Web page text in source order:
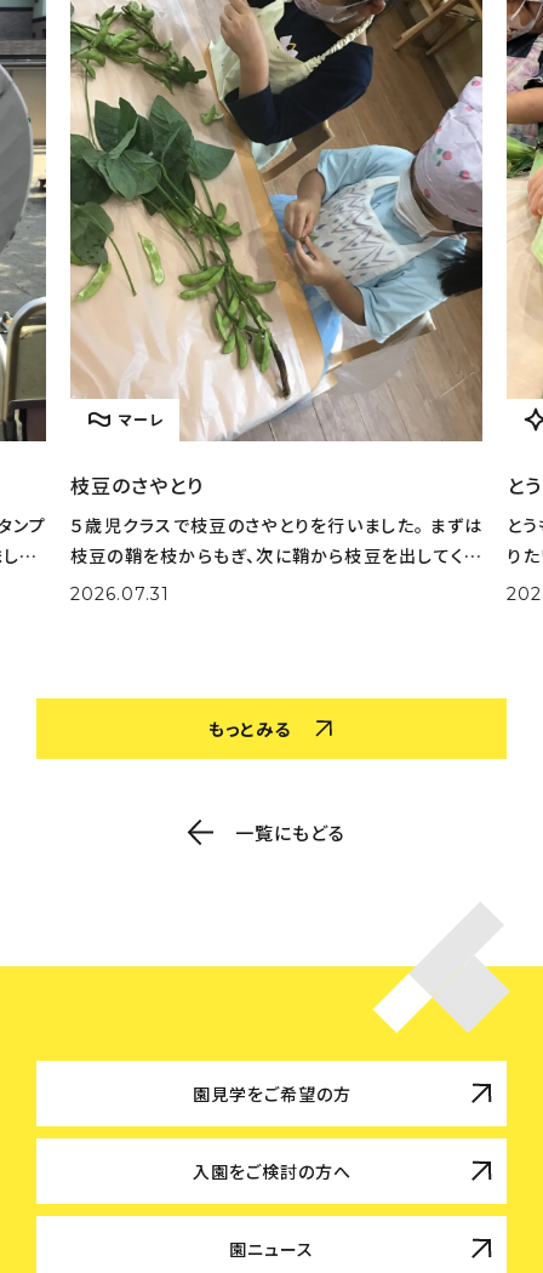
ンプ
。
マーレ
枝豆のさやとり
５歳児クラスで枝豆のさやとりを行いました。 まずは
枝豆の鞘を枝からもぎ、次に鞘から枝豆を出してくれ
ました。 大量の鞘から豆を一生懸命取り出してくれま
2026.07.31
と
と
り
実
もっとみる
一覧にもどる
園見学をご希望の方
入園をご検討の方へ
園ニュース